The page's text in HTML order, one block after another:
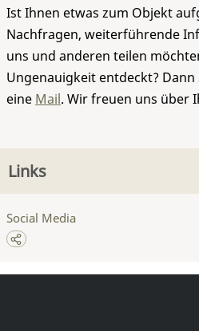
Ist Ihnen etwas zum Objekt
Nachfragen, weiterführende
uns und anderen teilen
Ungenauigkeit entdeckt? Dann
eine Mail. Wir freuen uns über
Links
Social Media